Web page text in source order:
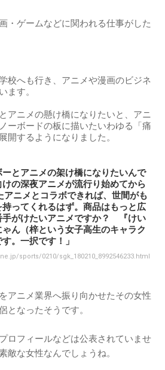
・ゲームなどに関われる仕事がした
校へも行き、アニメや漫画のビジネ
ます。
アニメの懸け橋になりたいと、アニ
ーボードの板に描いたいわゆる「痛
開するようになりました。
ーとアニメの架け橋になりたいんで
の深夜アニメが流行り始めてから
アニメとコラボできれば、世間がも
ってくれるはず。商品はもっと広
手がけたいアニメですか？ 『けい
ん（梓という女子高生のキャラク
。一択です！」
sports/0210/sgk_180210_8992546233.html
アニメ業界へ振り向かせたその女性
となったそうです。
ロフィールなどは公表されていませ
敵な女性なんでしょうね。